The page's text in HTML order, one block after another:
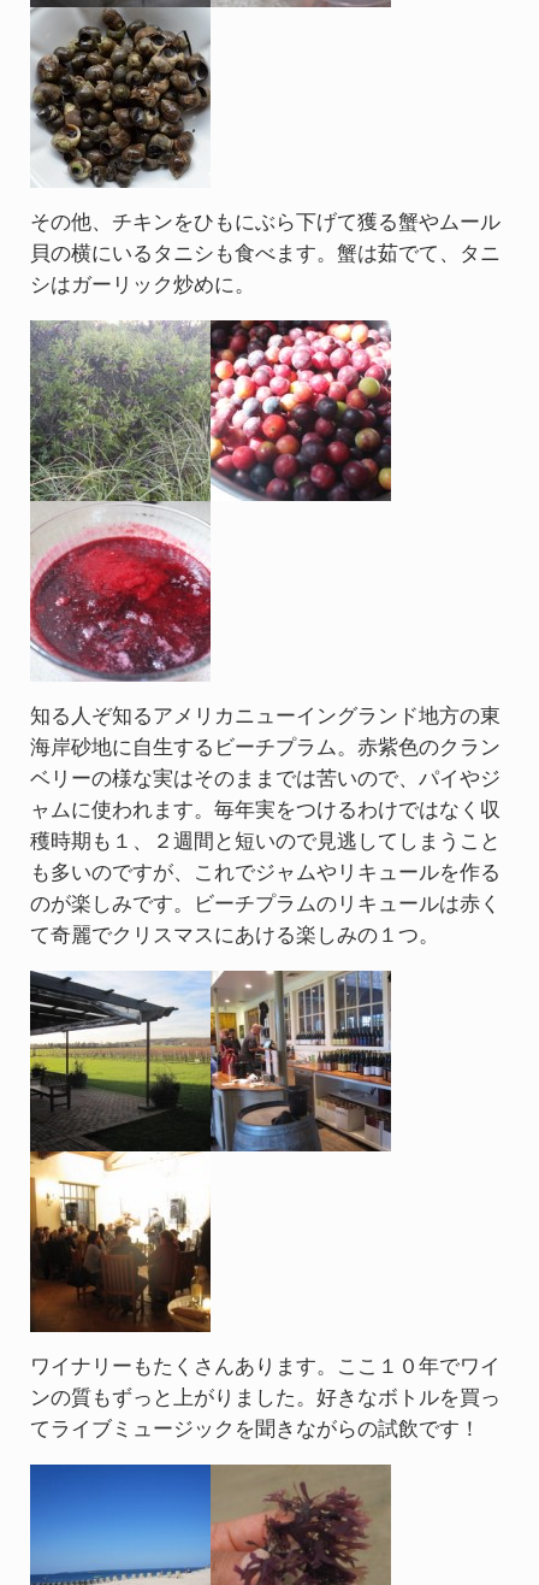
その他、チキンをひもにぶら下げて獲る蟹やムール
貝の横にいるタニシも食べます。蟹は茹でて、タニ
シはガーリック炒めに。
知る人ぞ知るアメリカニューイングランド地方の東
海岸砂地に自生するビーチプラム。赤紫色のクラン
ベリーの様な実はそのままでは苦いので、パイやジ
ャムに使われます。毎年実をつけるわけではなく収
穫時期も１、２週間と短いので見逃してしまうこと
も多いのですが、これでジャムやリキュールを作る
のが楽しみです。ビーチプラムのリキュールは赤く
て奇麗でクリスマスにあける楽しみの１つ。
ワイナリーもたくさんあります。ここ１０年でワイ
ンの質もずっと上がりました。好きなボトルを買っ
てライブミュージックを聞きながらの試飲です！